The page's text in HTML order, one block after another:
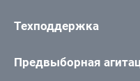
Техподдержка
Предвыборная